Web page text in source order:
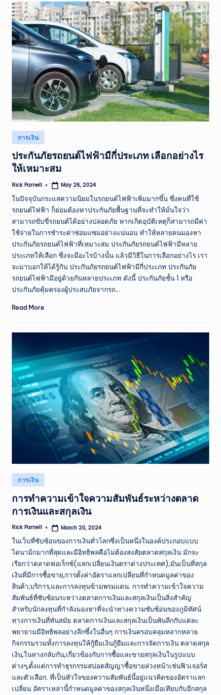
Posted
in
การเงิน
ประกันภัยรถยนต์ไฟฟ้ามีกี่ประเภท เลือกอย่างไร
ให้เหมาะสม
Posted
Rick Parnell May 26, 2024
ในปัจจุบันกระแสความนิยมในรถยนต์ไฟฟ้าเพิ่มมากขึ้น ซึ่งคนที่ใช้
รถยนต์ไฟฟ้า ก็ย่อมต้องหาประกันภัยพื้นฐานที่จะทำให้มั่นใจว่า
สามารถขับขี่รถยนต์ได้อย่างปลอดภัย หากเกิดอุบัติเหตุก็สามารถมีค่า
ใช้จ่ายในการชำระค่าซ่อมแซมอย่างแน่นอน ทำให้หลายคนมองหา
ประกันภัยรถยนต์ไฟฟ้าที่เหมาะสม ประกันภัยรถยนต์ไฟฟ้ามีหลาย
ประเภทให้เลือก ซึ่งจะมีอะไรบ้างนั้น แล้วมีวิธีในการเลือกอย่างไร เรา
จะมาบอกให้ได้รู้กัน ประกันภัยรถยนต์ไฟฟ้ามีกี่ประเภท ประกันภัย
รถยนต์ไฟฟ้ามีอยู่ด้วยกันหลายประเภท ดังนี้ ประกันภัยชั้น 1 หรือ
ประกันภัยคุ้มครองผู้ประสบภัยจากรถ…
Read More
Posted
in
การเงิน
การทำความเข้าใจความสัมพันธ์ระหว่างตลาด
การเงินและสกุลเงิน
Posted
by
Rick Parnell March 20, 2024
ในเว็บที่ซับซ้อนของการเงินทั่วโลกซึ่งเป็นหนึ่งในองค์ประกอบแบบ
ไดนามิกมากที่สุดและมีอิทธิพลคือไม่ต้องสงสัยตลาดสกุลเงิน มักจะ
เรียกว่าตลาดฟอเร็กซ์(แลกเปลี่ยนเงินตราต่างประเทศ),มันเป็นที่สกุล
เงินที่มีการซื้อขาย,การตั้งค่าอัตราแลกเปลี่ยนที่กำหนดมูลค่าของ
สินค้า,บริการ,และการลงทุนข้ามพรมแดน. การทำความเข้าใจความ
สัมพันธ์ที่ซับซ้อนระหว่างตลาดการเงินและสกุลเงินเป็นสิ่งสำคัญ
สำหรับนักลงทุนที่กำลังมองหาที่จะนำทางความซับซ้อนของภูมิทัศน์
ทางการเงินที่ทันสมัย ตลาดการเงินและสกุลเงินเป็นพันลึกกับแต่ละ
พยายามมีอิทธิพลอย่างลึกซึ้งในอื่นๆ การเงินครอบคลุมหลากหลาย
กิจกรรมรวมทั้งการลงทุนให้กู้ยืมเงินกู้ยืมและการจัดการเงิน ตลาดสกุล
เงิน,ในทางกลับกัน,เกี่ยวข้องกับการซื้อและขายสกุลเงินในรูปแบบ
ต่างๆ,ตั้งแต่การทำธุรกรรมสปอตสัญญาซื้อขายล่วงหน้าเช่นฟิวเจอร์ส
และตัวเลือก. ที่เป็นหัวใจของความสัมพันธ์นี้อยู่แนวคิดของอัตราแลก
เปลี่ยน อัตราเหล่านี้กำหนดมูลค่าของสกุลเงินหนึ่งเมื่อเทียบกับอีกสกุล